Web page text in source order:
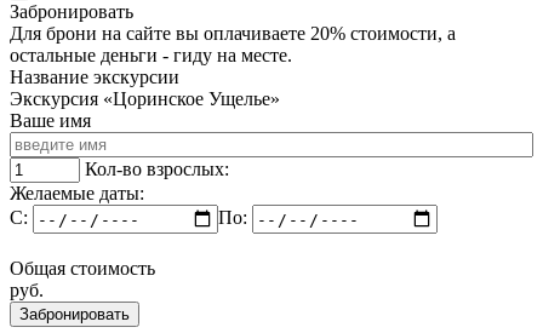
Забронировать
Для брони на сайте вы оплачиваете 20% стоимости, а
остальные деньги - гиду на месте.
Название экскурсии
Экскурсия «Цоринское Ущелье»
Ваше имя
Кол-во взрослых:
Желаемые даты:
C:
По:
Общая стоимость
руб.
Забронировать